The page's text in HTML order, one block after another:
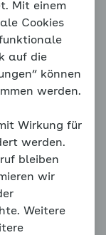
Übungen
Bewegung zu
15 bis
Sie von
wiederholt.
Sie die
Mit einem
Cookies
auf die
können
werden.
Wirkung für
werden.
bleiben
wir
Weitere